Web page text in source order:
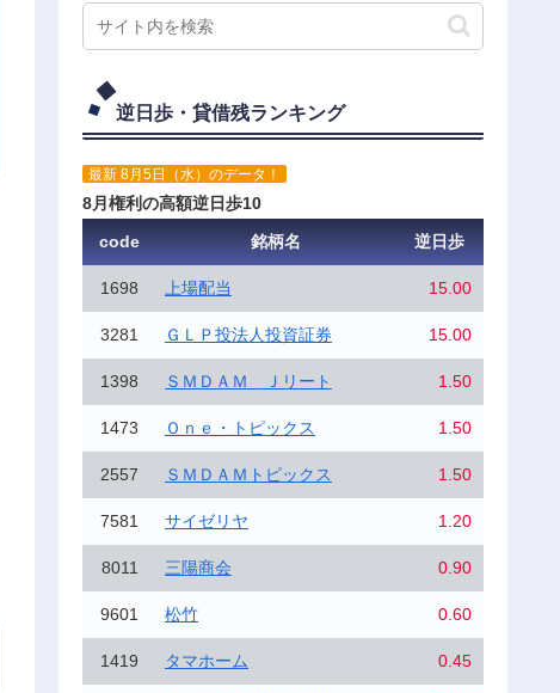
逆日歩・貸借残ランキング
最新 8月5日（水）のデータ！
8月権利の高額逆日歩10
code
銘柄名 逆日歩
1698 上場配当 15.00
3281 ＧＬＰ投法人投資証券 15.00
1398 ＳＭＤＡＭ Ｊリート 1.50
1473 Ｏｎｅ・トピックス 1.50
2557 ＳＭＤＡＭトピックス 1.50
7581 サイゼリヤ 1.20
8011 三陽商会 0.90
9601 松竹 0.60
1419 タマホーム 0.45